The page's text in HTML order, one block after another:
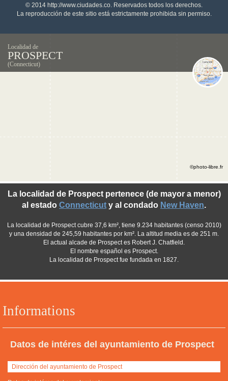
© 2014 http://www.ciudades.co. Reservados todos los derechos.
La reproducción de este sitio está estrictamente prohibida sin permiso.
Localidad de
PROSPECT
(Connecticut)
Informations
Datos de intéres del ayuntamiento de Prospect
Dirección del ayuntamiento de Prospect
La localidad de Prospect pertenece (de mayor a menor)
al estado Connecticut y al condado New Haven.
La localidad de Prospect cubre 37,6 km², tiene 9.234 habitantes (censo 2010)
y una densidad de 245,59 habitantes por km². La altitud media es de 251 m.
El actual alcade de Prospect es Robert J. Chatfield.
El nombre español es Prospect.
La localidad de Prospect fue fundada en 1827.
©photo-libre.fr